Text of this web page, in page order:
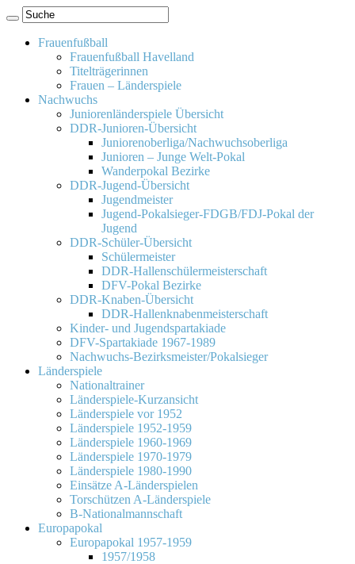
Frauenfußball
Frauenfußball Havelland
Titelträgerinnen
Frauen – Länderspiele
Nachwuchs
Juniorenländerspiele Übersicht
DDR-Junioren-Übersicht
Juniorenoberliga/Nachwuchsoberliga
Junioren – Junge Welt-Pokal
Wanderpokal Bezirke
DDR-Jugend-Übersicht
Jugendmeister
Jugend-Pokalsieger-FDGB/FDJ-Pokal der
Jugend
DDR-Schüler-Übersicht
Schülermeister
DDR-Hallenschülermeisterschaft
DFV-Pokal Bezirke
DDR-Knaben-Übersicht
DDR-Hallenknabenmeisterschaft
Kinder- und Jugendspartakiade
DFV-Spartakiade 1967-1989
Nachwuchs-Bezirksmeister/Pokalsieger
Länderspiele
Nationaltrainer
Länderspiele-Kurzansicht
Länderspiele vor 1952
Länderspiele 1952-1959
Länderspiele 1960-1969
Länderspiele 1970-1979
Länderspiele 1980-1990
Einsätze A-Länderspielen
Torschützen A-Länderspiele
B-Nationalmannschaft
Europapokal
Europapokal 1957-1959
1957/1958